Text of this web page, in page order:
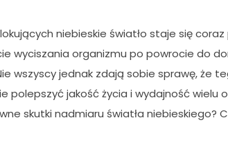
niebieskie światło staje się
wyciszania organizmu po powrocie do
wszyscy jednak zdają sobie sprawę, że
polepszyć jakość życia i wydajność wielu
skutki nadmiaru światła niebieskiego?